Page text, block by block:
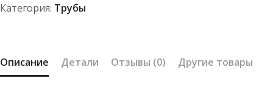
Категория: Трубы
Описание Детали Отзывы (0) Другие товары